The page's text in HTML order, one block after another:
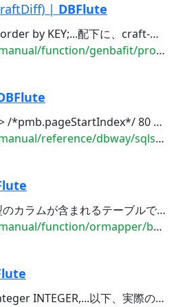
| DBFlute
KEY;...配下に、craft-meta-[title-name]-[
genbafit/projectfit/craftdiff/index.html
/*pmb.pageStartIndex*/ 80 and
dbway/sqlserver/index.html
カラムが含まれるテーブルで、union の distinct...
ormapper/behavior/select/scalarselect.html
以下、実際のテストプロジェクトでの設定例です。 e.g. dbflute-